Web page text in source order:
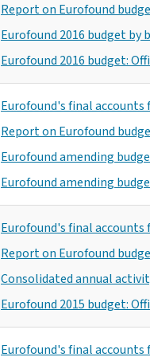
Report on Eurofound
Eurofound 2016 budget by
Eurofound 2016 budget:
Eurofound's final accounts
Report on Eurofound
Eurofound amending
Eurofound amending
Eurofound's final accounts
Report on Eurofound
Consolidated annual
Eurofound 2015 budget:
Eurofound's final accounts